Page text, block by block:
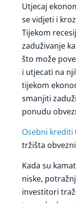
Utjecaj
se vidjeti i
Tijekom
zaduživanje
što može
i utjecati na
tijekom
smanjiti
ponudu
Osebni krediti
tržišta
Kada su
niske,
investitori